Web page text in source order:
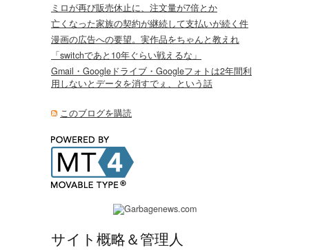
ミロが再び販売休止に、注文量が7倍とか
亡くなった家族の契約が継続して支払いが続く件
漫画の広告への要望。実作品をちゃんと教えれ
「switchであと10年ぐらい戦えるな」
Gmail・Googleドライブ・Googleフォトは2年間利
用しないとデータを消すでぇ、という話
このブログを購読
サイト概略＆管理人